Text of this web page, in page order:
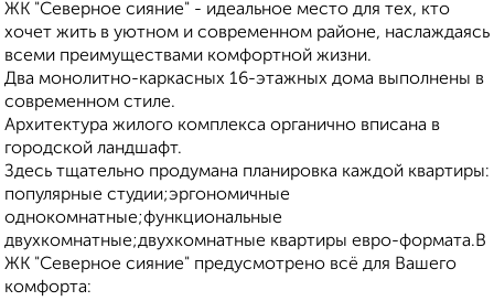
ЖК "Северное сияние" - идеальное место для тех, кто
хочет жить в уютном и современном районе, наслаждаясь
всеми преимуществами комфортной жизни.
Два монолитно-каркасных 16-этажных дома выполнены в
современном стиле.
Архитектура жилого комплекса органично вписана в
городской ландшафт.
Здесь тщательно продумана планировка каждой квартиры:
популярные студии;эргономичные
однокомнатные;функциональные
двухкомнатные;двухкомнатные квартиры евро-формата.В
ЖК "Северное сияние" предусмотрено всё для Вашего
комфорта: